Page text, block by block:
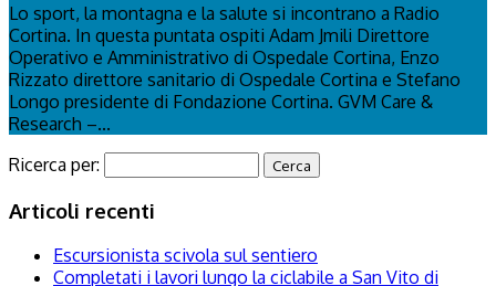
Lo sport, la montagna e la salute si incontrano a Radio
Cortina. In questa puntata ospiti Adam Jmili Direttore
Operativo e Amministrativo di Ospedale Cortina, Enzo
Rizzato direttore sanitario di Ospedale Cortina e Stefano
Longo presidente di Fondazione Cortina. GVM Care &
Research –...
Ricerca per:
Articoli recenti
Escursionista scivola sul sentiero
Completati i lavori lungo la ciclabile a San Vito di